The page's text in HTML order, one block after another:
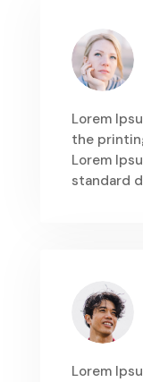
Lorem
the
Lorem
standard
Lorem